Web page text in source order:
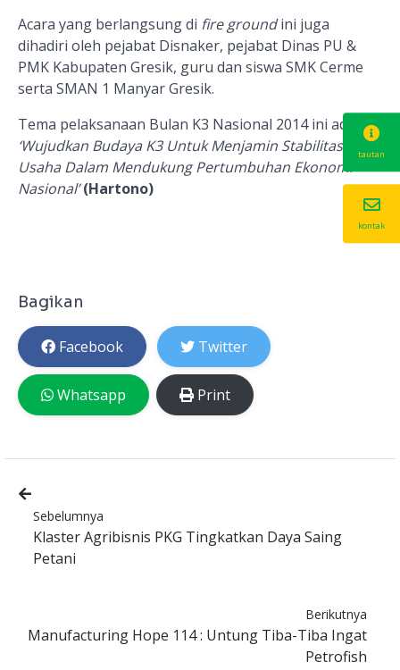
Acara yang berlangsung di fire groundini juga
dihadiri oleh pejabat Disnaker, pejabat Dinas PU &
PMK Kabupaten Gresik, guru dan siswa SMK Cerme
serta SMAN 1 Manyar Gresik.
Tema pelaksanaan Bulan K3 Nasional 2014 ini adalah
‘Wujudkan Budaya K3 Untuk Menjamin Stabilitas
Usaha Dalam Mendukung Pertumbuhan Ekonomi
Nasional’(Hartono)
Bagikan
Facebook Twitter
Whatsapp Print
Sebelumnya
Klaster Agribisnis PKG Tingkatkan Daya Saing
Petani
Berikutnya
Manufacturing Hope 114 : Untung Tiba-Tiba Ingat
Petrofish
tautan
kontak